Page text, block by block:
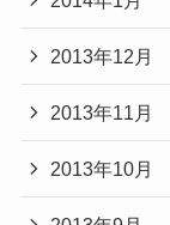
2013年12月
2013年11月
2013年10月